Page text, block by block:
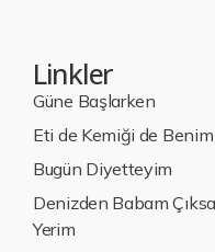
Linkler
Güne Başlarken
Eti de Kemiği de Benim
Bugün Diyetteyim
Denizden Babam Çıksa
Yerim